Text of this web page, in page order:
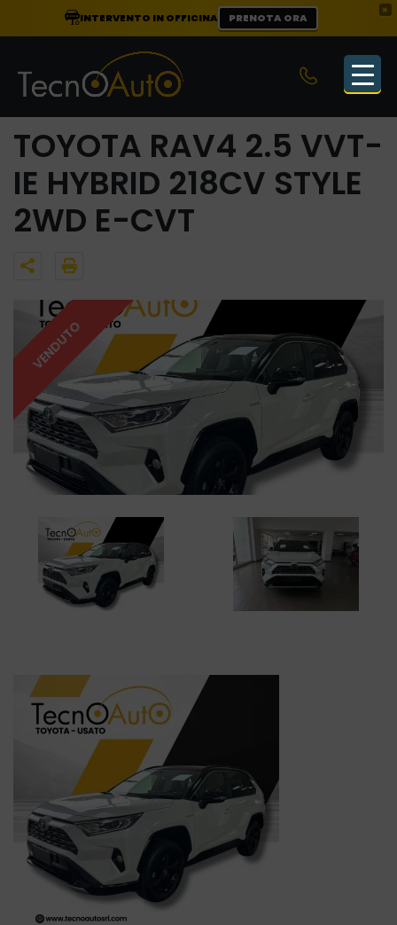
×
INTERVENTO IN OFFICINA PRENOTA ORA
TOYOTA RAV4 2.5 VVT-
IE HYBRID 218CV STYLE
2WD E-CVT
VENDUTO